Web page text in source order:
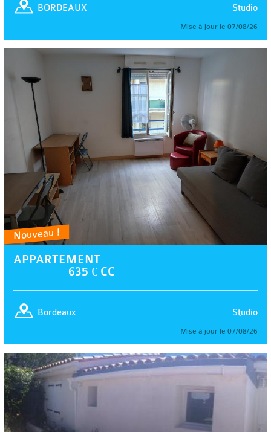
Studio
BORDEAUX
Mise à jour le 07/08/26
Nouveau !
APPARTEMENT
635 € CC
Studio
Bordeaux
Mise à jour le 07/08/26